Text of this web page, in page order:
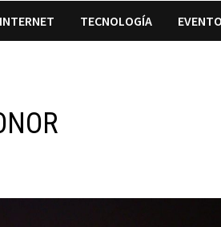
INTERNET TECNOLOGÍA